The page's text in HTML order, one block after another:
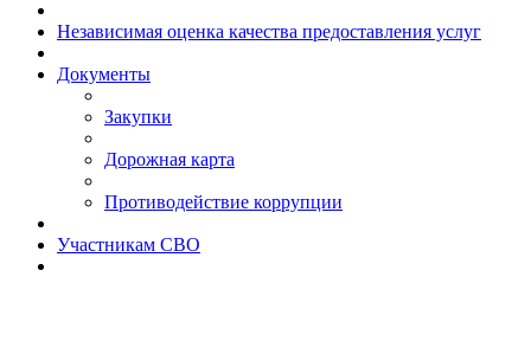
Независимая оценка качества предоставления услуг
Документы
Закупки
Дорожная карта
Противодействие коррупции
Участникам СВО